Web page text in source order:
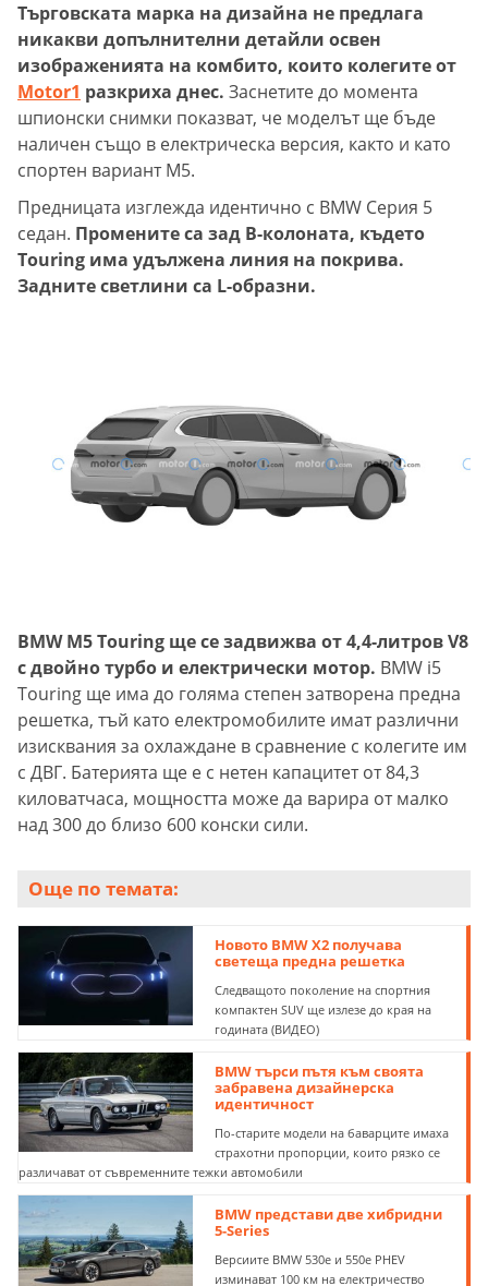
Търговската марка на дизайна не предлага
никакви допълнителни детайли освен
изображенията на комбито, които колегите от
Motor1 разкриха днес. Заснетите до момента
шпионски снимки показват, че моделът ще бъде
наличен също в електрическа версия, както и като
спортен вариант М5.
Предницата изглежда идентично с BMW Серия 5
седан. Промените са зад B-колоната, където
Touring има удължена линия на покрива.
Задните светлини са L-образни.
BMW M5 Touring ще се задвижва от 4,4-литров V8
с двойно турбо и електрически мотор. BMW i5
Touring ще има до голяма степен затворена предна
решетка, тъй като електромобилите имат различни
изисквания за охлаждане в сравнение с колегите им
с ДВГ. Батерията ще е с нетен капацитет от 84,3
киловатчаса, мощността може да варира от малко
над 300 до близо 600 конски сили.
Още по темата:
Новото BMW X2 получава
светеща предна решетка
Следващото поколение на спортния
компактен SUV ще излезе до края на
годината (ВИДЕО)
BMW търси пътя към своята
забравена дизайнерска
идентичност
По-старите модели на баварците имаха
страхотни пропорции, които рязко се
различават от съвременните тежки автомобили
BMW представи две хибридни
5-Series
Версиите BMW 530e и 550e PHEV
изминават 100 км на електричество